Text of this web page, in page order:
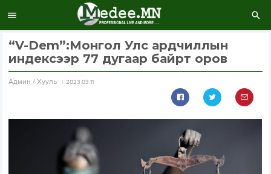
“V-Dem”:Монгол Улс ардчиллын
индексээр 77 дугаар байрт оров
Aдмин / Хууль 2023.03.11